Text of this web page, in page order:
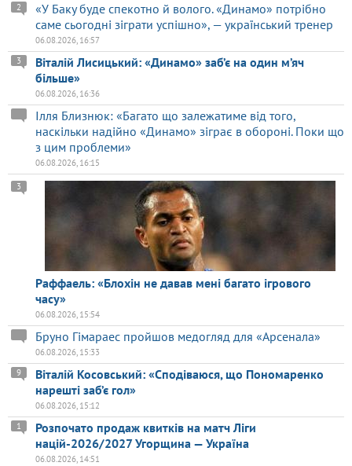
«У Баку буде спекотно й волого. «Динамо» потрібно
саме сьогодні зіграти успішно», — український тренер
2
06.08.2026, 16:57
Віталій Лисицький: «Динамо» заб’є на один м’яч
більше»
3
06.08.2026, 16:36
Ілля Близнюк: «Багато що залежатиме від того,
наскільки надійно «Динамо» зіграє в обороні. Поки що
з цим проблеми»
06.08.2026, 16:15
Раффаель: «Блохін не давав мені багато ігрового
часу»
3
06.08.2026, 15:54
Бруно Гімараес пройшов медогляд для «Арсенала»
06.08.2026, 15:33
Віталій Косовський: «Сподіваюся, що Пономаренко
нарешті заб’є гол»
9
06.08.2026, 15:12
Розпочато продаж квитків на матч Ліги
націй-2026/2027 Угорщина — Україна
1
06.08.2026, 14:51